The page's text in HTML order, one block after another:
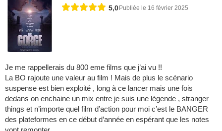
5,0Publiée le 16 février 2025
Je me rappellerais du 800 eme films que j’ai vu !!
La BO rajoute une valeur au film ! Mais de plus le scénario
suspense est bien exploité , long à ce lancer mais une fois
dedans on enchaine un mix entre je suis une légende , stranger
things et n’importe quel film d’action pour moi c’est le BANGER
des plateformes en ce début d’année en espérant que les notes